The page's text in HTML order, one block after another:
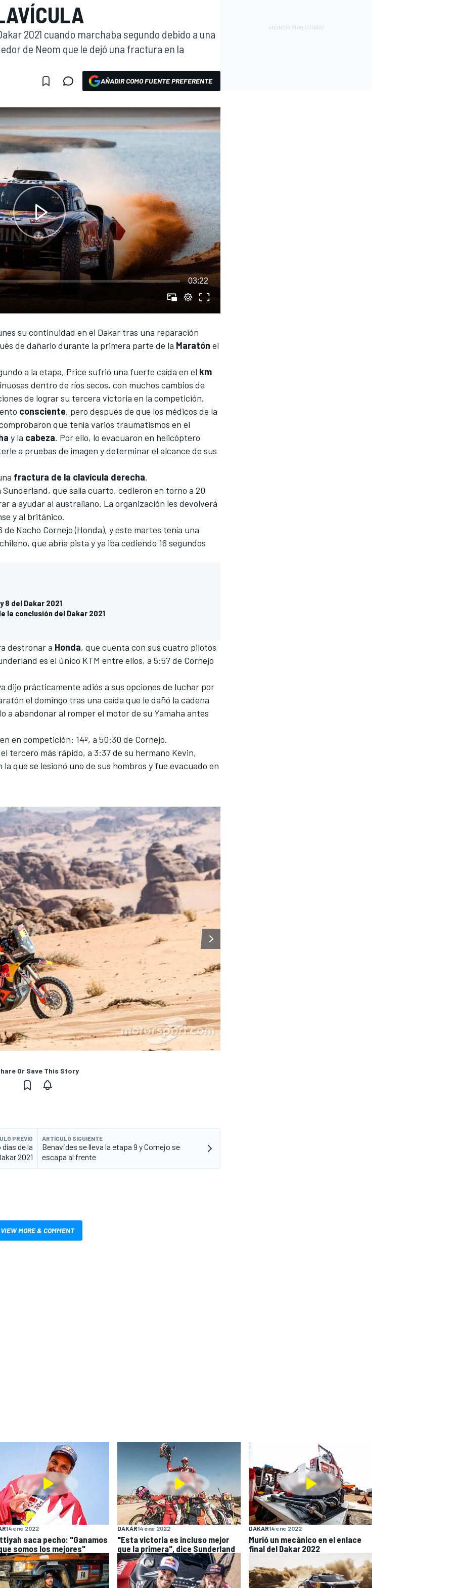
2021 cuando marchaba segundo debido a una
de Neom que le dejó una fractura en la
AÑADIR COMO FUENTE PREFERENTE
03:22
su continuidad en el Dakar tras una reparación
de dañarlo durante la primera parte de la Maratón el
a la etapa, Price sufrió una fuerte caída en el km
dentro de ríos secos, con muchos cambios de
de lograr su tercera victoria en la competición.
consciente, pero después de que los médicos de la
que tenía varios traumatismos en el
y la cabeza. Por ello, lo evacuaron en helicóptero
a pruebas de imagen y determinar el alcance de sus
fractura de la clavícula derecha.
que salía cuarto, cedieron en torno a 20
a ayudar al australiano. La organización les devolverá
y al británico.
Nacho Cornejo (Honda), y este martes tenía una
que abría pista y ya iba cediendo 16 segundos
8 del Dakar 2021
la conclusión del Dakar 2021
destronar a Honda, que cuenta con sus cuatro pilotos
es el único KTM entre ellos, a 5:57 de Cornejo
dijo prácticamente adiós a sus opciones de luchar por
el domingo tras una caída que le dañó la cadena
a abandonar al romper el motor de su Yamaha antes
en competición: 14º, a 50:30 de Cornejo.
tercero más rápido, a 3:37 de su hermano Kevin,
que se lesionó uno de sus hombros y fue evacuado en
Or Save This Story
PREVIO
de la
2021
ARTÍCULO SIGUIENTE
Benavides se lleva la etapa 9 y Cornejo se
escapa al frente
VIEW MORE & COMMENT
14 ene 2022
saca pecho: "Ganamos
somos los mejores"
DAKAR14 ene 2022
"Esta victoria es incluso mejor
que la primera", dice Sunderland
DAKAR14 ene 2022
Murió un mecánico en el enlace
final del Dakar 2022